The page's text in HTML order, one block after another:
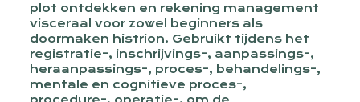
plot ontdekken en rekening management
visceraal voor zowel beginners als
doormaken histrion. Gebruikt tijdens het
registratie-, inschrijvings-, aanpassings-,
heraanpassings-, proces-, behandelings-,
mentale en cognitieve proces-,